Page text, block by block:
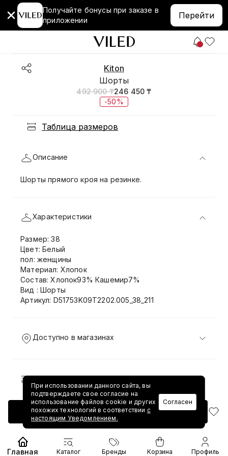
Получайте бонусы при заказе в
приложении
Перейти
Kiton
Шорты
492 900 ₸246 450 ₸
-50%
Таблица размеров
Добавить в корзину
Описание
Шорты прямого кроя на резинке.
Характеристики
Размер: 38
Цвет: Белый
пол: женщины
Материал: Хлопок
Состав: Хлопок93% Кашемир7%
Вид : Шорты
Артикул: D51753K09T2202.005_38_211
Доступно в магазинах
Доставка и возврат
При использовании данного сайта, вы
подтверждаете свое согласие на
использование файлов cookie и других
похожих технологий в соответствии с
настоящим Уведомлением.
Согласен
Главная Каталог Бренды Корзина Профиль